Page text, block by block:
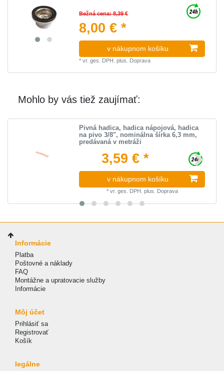
Bežná cena: 8,39 €
8,00 € *
v nákupnom košíku
*vr. ges. DPH. plus. Doprava
Mohlo by vás tiež zaujímať:
Pivná hadica, hadica nápojová, hadica
na pivo 3/8", nominálna šírka 6,3 mm,
predávaná v metráži
3,59 € *
v nákupnom košíku
* vr. ges. DPH. plus. Doprava
Informácie
Platba
Poštovné a náklady
FAQ
Montážne a upratovacie služby
Informácie
Môj účet
Prihlásiť sa
Registrovať
Košík
legálne